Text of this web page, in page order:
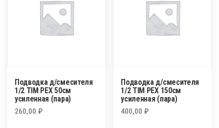
Подводка д/смесителя
1/2 TIM PEX 50см
усиленная (пара)
260,00 ₽
Подводка д/смесителя
1/2 TIM PEX 150см
усиленная (пара)
400,00₽